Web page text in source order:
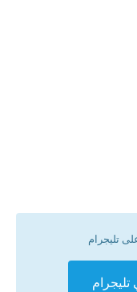
تليجرام
تليجرام